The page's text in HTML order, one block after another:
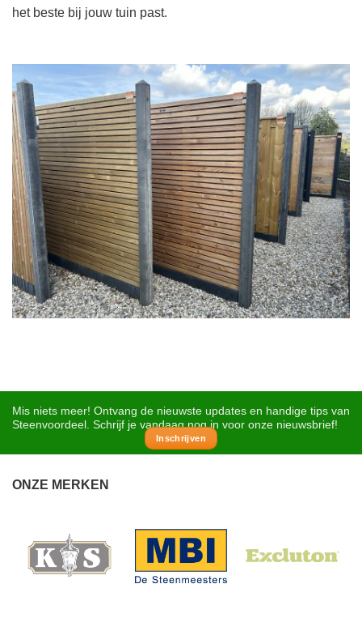
het beste bij jouw tuin past.
Mis niets meer! Ontvang de nieuwste updates en handige tips van
Steenvoordeel. Schrijf je vandaag nog in voor onze nieuwsbrief!
Inschrijven
ONZE MERKEN